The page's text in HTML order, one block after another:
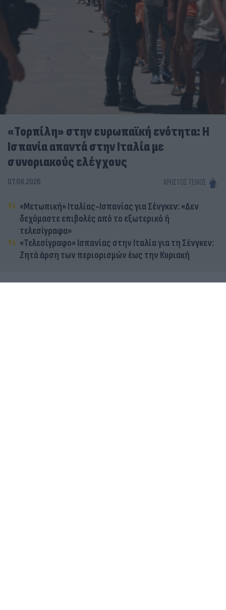
«Τορπίλη» στην ευρωπαϊκή ενότητα: Η
Ισπανία απαντά στην Ιταλία με
συνοριακούς ελέγχους
07.08.2026 ΧΡΉΣΤΟΣ ΤΈΛΙΟΣ
«Μετωπική» Ιταλίας-Ισπανίας για Σένγκεν: «Δεν
δεχόμαστε επιβολές από το εξωτερικό ή
τελεσίγραφα»
«Τελεσίγραφο» Ισπανίας στην Ιταλία για τη Σένγκεν:
Ζητά άρση των περιορισμών έως την Κυριακή